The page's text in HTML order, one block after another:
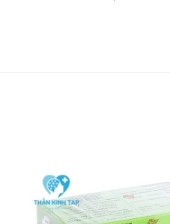
Call/Zalo: 09017963288.